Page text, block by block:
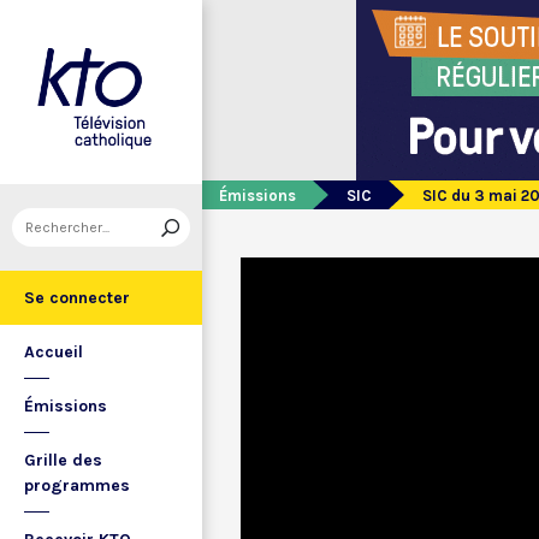
Se connecter
Accueil
Émissions
Grille des
programmes
Émissions SIC SIC du 3 mai